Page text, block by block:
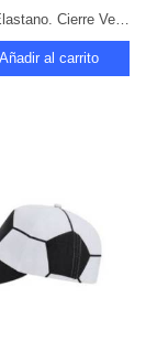
Añadir al carrito